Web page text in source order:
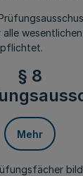
wesentlichen
§ 8
Mehr